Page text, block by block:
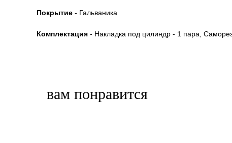
Покрытие - Гальваника
Комплектация - Накладка под цилиндр - 1 пара,
вам понравится